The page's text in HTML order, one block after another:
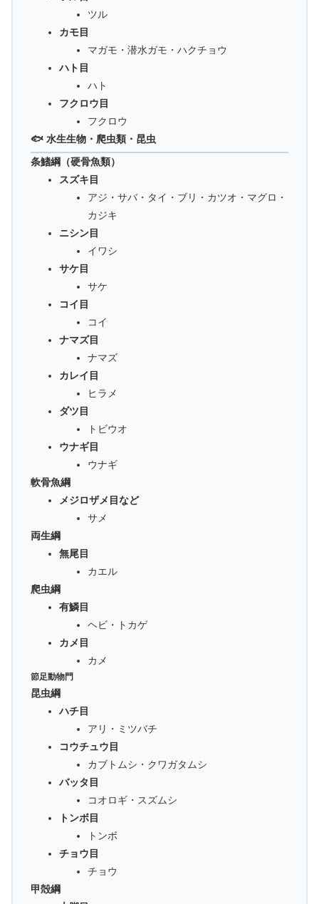
ツル
カモ目
マガモ・潜水ガモ・ハクチョウ
ハト目
ハト
フクロウ目
フクロウ
🐟 水生生物・爬虫類・昆虫
条鰭綱（硬骨魚類）
スズキ目
アジ・サバ・タイ・ブリ・カツオ・マグロ・
カジキ
ニシン目
イワシ
サケ目
サケ
コイ目
コイ
ナマズ目
ナマズ
カレイ目
ヒラメ
ダツ目
トビウオ
ウナギ目
ウナギ
軟骨魚綱
メジロザメ目など
サメ
両生綱
無尾目
カエル
爬虫綱
有鱗目
ヘビ・トカゲ
カメ目
カメ
節足動物門
昆虫綱
ハチ目
アリ・ミツバチ
コウチュウ目
カブトムシ・クワガタムシ
バッタ目
コオロギ・スズムシ
トンボ目
トンボ
チョウ目
チョウ
甲殻綱